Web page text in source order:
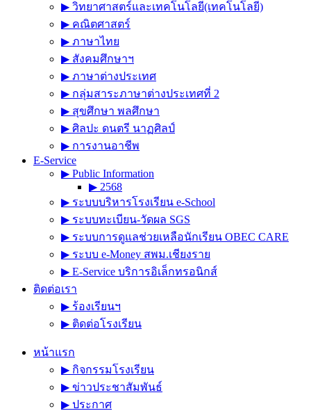
▶︎ วิทยาศาสตร์และเทคโนโลยี(เทคโนโลยี)
▶︎ คณิตศาสตร์
▶︎ ภาษาไทย
▶︎ สังคมศึกษาฯ
▶︎ ภาษาต่างประเทศ
▶︎ กลุ่มสาระภาษาต่างประเทศที่ 2
▶︎ สุขศึกษา พลศึกษา
▶︎ ศิลปะ ดนตรี นาฏศิลป์
▶︎ การงานอาชีพ
E-Service
▶︎ Public Information
▶︎ 2568
▶︎ ระบบบริหารโรงเรียน e-School
▶︎ ระบบทะเบียน-วัดผล SGS
▶︎ ระบบการดูแลช่วยเหลือนักเรียน OBEC CARE
▶︎ ระบบ e-Money สพม.เชียงราย
▶︎ E-Service บริการอิเล็กทรอนิกส์
ติดต่อเรา
▶︎ ร้องเรียนฯ
▶︎ ติดต่อโรงเรียน
หน้าแรก
▶︎ กิจกรรมโรงเรียน
▶︎ ข่าวประชาสัมพันธ์
▶︎ ประกาศ